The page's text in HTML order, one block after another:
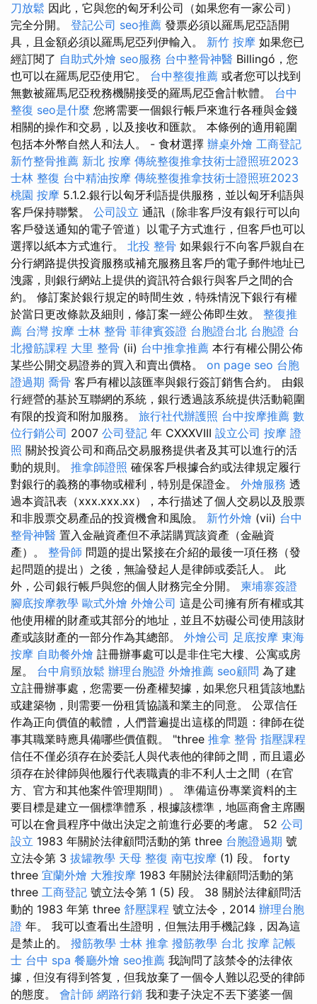
刀放鬆 因此，它與您的匈牙利公司（如果您有一家公司）
完全分開。 登記公司 seo推薦 發票必須以羅馬尼亞語開
具，且金額必須以羅馬尼亞列伊輸入。 新竹 按摩 如果您已
經訂閱了 自助式外燴 seo服務 台中整骨神醫 Billingó，您
也可以在羅馬尼亞使用它。 台中整復推薦 或者您可以找到
無數被羅馬尼亞稅務機關接受的羅馬尼亞會計軟體。 台中
整復 seo是什麼 您將需要一個銀行帳戶來進行各種與金錢
相關的操作和交易，以及接收和匯款。 本條例的適用範圍
包括本外幣自然人和法人。 - 食材選擇 辦桌外燴 工商登記
新竹整骨推薦 新北 按摩 傳統整復推拿技術士證照班2023
士林 整復 台中精油按摩 傳統整復推拿技術士證照班2023
桃園 按摩 5.1.2.銀行以匈牙利語提供服務，並以匈牙利語與
客戶保持聯繫。 公司設立 通訊（除非客戶沒有銀行可以向
客戶發送通知的電子管道）以電子方式進行，但客戶也可以
選擇以紙本方式進行。 北投 整骨 如果銀行不向客戶親自在
分行網路提供投資服務或補充服務且客戶的電子郵件地址已
洩露，則銀行網站上提供的資訊符合銀行與客戶之間的合​​
約。 修訂案於銀行規定的時間生效，特殊情況下銀行有權
於當日更改條款及細則，修訂案一經公佈即生效。 整復推
薦 台灣 按摩 士林 整骨 菲律賓簽證 台胞證台北 台胞證 台
北撥筋課程 大里 整骨 (ii) 台中推拿推薦 本行有權公開公佈
某些公開交易證券的買入和賣出價格。 on page seo 台胞
證過期 喬骨 客戶有權以該匯率與銀行簽訂銷售合約。 由銀
行經營的基於互聯網的系統，銀行透過該系統提供活動範圍
有限的投資和附加服務。 旅行社代辦護照 台中按摩推薦 數
位行銷公司 2007 公司登記 年 CXXXVIII 設立公司 按摩 證
照 關於投資公司和商品交易服務提供者及其可以進行的活
動的規則。 推拿師證照 確保客戶根據合約或法律規定履行
對銀行的義務的事物或權利，特別是保證金。 外燴服務 透
過本資訊表（xxx.xxx.xx），本行描述了個人交易以及股票
和非股票交易產品的投資機會和風險。 新竹外燴 (vii) 台中
整骨神醫 置入金融資產但不承諾購買該資產（金融資
產）。 整骨師 問題的提出緊接在介紹的最後一項任務（發
起問題的提出）之後，無論發起人是律師或委託人。 此
外，公司銀行帳戶與您的個人財務完全分開。 柬埔寨簽證
腳底按摩教學 歐式外燴 外燴公司 這是公司擁有所有權或其
他使用權的財產或其部分的地址，並且不妨礙公司使用該財
產或該財產的一部分作為其總部。 外燴公司 足底按摩 東海
按摩 自助餐外燴 註冊辦事處可以是非住宅大樓、公寓或房
屋。 台中肩頸放鬆 辦理台胞證 外燴推薦 seo顧問 為了建
立註冊辦事處，您需要一份產權契據，如果您只租賃該地點
或建築物，則需要一份租賃協議和業主的同意。 公眾信任
作為正向價值的載體，人們普遍提出這樣的問題：律師在從
事其職業時應具備哪些價值觀。 "three 推拿 整骨 指壓課程
信任不僅必須存在於委託人與代表他的律師之間，而且還必
須存在於律師與他履行代表職責的非不利人士之間（在官
方、官方和其他案件管理期間）。 準備這份專業資料的主
要目標是建立一個標準體系，根據該標準，地區商會主席團
可以在會員程序中做出決定之前進行必要的考慮。 52 公司
設立 1983 年關於法律顧問活動的第 three 台胞證過期 號
立法令第 3 拔罐教學 天母 整復 南屯按摩 (1) 段。 forty
three 宜蘭外燴 大雅按摩 1983 年關於法律顧問活動的第
three 工商登記 號立法令第 1 (5) 段。 38 關於法律顧問活
動的 1983 年第 three 舒壓課程 號立法令，2014 辦理台胞
證 年。 我可以查看出生證明，但無法用手機記錄，因為這
是禁止的。 撥筋教學 士林 推拿 撥筋教學 台北 按摩 記帳
士 台中 spa 餐廳外燴 seo推薦 我詢問了該禁令的法律依
據，但沒有得到答复，但我放棄了一個令人難以忍受的律師
的態度。 會計師 網路行銷 我和妻子決定不丟下婆婆一個